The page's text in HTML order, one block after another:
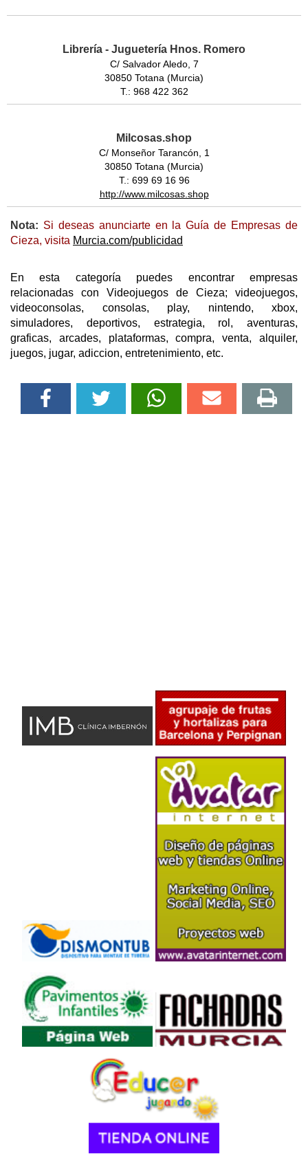
Librería - Juguetería Hnos. Romero
C/ Salvador Aledo, 7
30850 Totana (Murcia)
T.: 968 422 362
Milcosas.shop
C/ Monseñor Tarancón, 1
30850 Totana (Murcia)
T.: 699 69 16 96
http://www.milcosas.shop
Nota: Si deseas anunciarte en la Guía de Empresas de
Cieza, visita Murcia.com/publicidad
En esta categoría puedes encontrar empresas
relacionadas con Videojuegos de Cieza; videojuegos,
videoconsolas, consolas, play, nintendo, xbox,
simuladores, deportivos, estrategia, rol, aventuras,
graficas, arcades, plataformas, compra, venta, alquiler,
juegos, jugar, adiccion, entretenimiento, etc.